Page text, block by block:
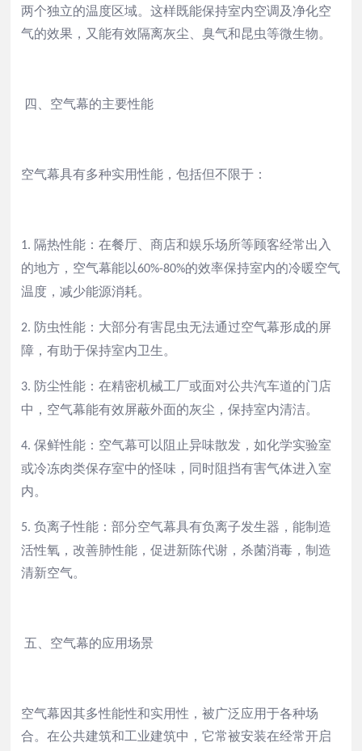
两个独立的温度区域。这样既能保持室内空调及净化空
气的效果，又能有效隔离灰尘、臭气和昆虫等微生物。
四、空气幕的主要性能
空气幕具有多种实用性能 ，包括但不限于：
1. 隔热性能 ：在餐厅、商店和娱乐场所等顾客经常出入
的地方，空气幕能以60%-80%的效率保持室内的冷暖空气
温度，减少能源消耗。
2. 防虫性能 ：大部分有害昆虫无法通过空气幕形成的屏
障，有助于保持室内卫生。
3. 防尘性能 ：在精密机械工厂或面对公共汽车道的门店
中，空气幕能有效屏蔽外面的灰尘，保持室内清洁。
4.保鲜性能 ：空气幕可以阻止异味散发，如化学实验室
或冷冻肉类保存室中的怪味，同时阻挡有害气体进入室
内。
5.负离子性能 ：部分空气幕具有负离子发生器，能制造
活性氧，改善肺性能 ，促进新陈代谢，杀菌消毒，制造
清新空气。
五、空气幕的应用场景
空气幕因其多性能性和实用性，被广泛应用于各种场
合。在公共建筑和工业建筑中，它常被安装在经常开启